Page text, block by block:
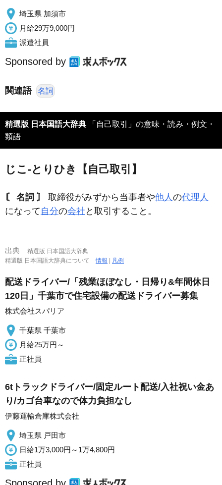
埼玉県 加須市
月給29万9,000円
派遣社員
Sponsored by
関連語 名詞
精選版 日本国語大辞典 「自己取引」の意味・読み・例文・
類語
じこ‐とりひき【自己取引】
〘 名詞 〙 取締役がみずから当事者や他人 の代理人
になって 自分の会社 と取引すること。
出典
精選版 日本国語大辞典
精選版 日本国語大辞典について情報 | 凡例
配送ドライバー/「残業ほぼなし・日帰り&年間休日
120日」千葉市で住宅設備の配送ドライバー募集
株式会社スパリア
千葉県 千葉市
月給25万円～
正社員
6tトラックドライバー/固定ルート配送/入社祝い金あ
り/カゴ台車なので体力負担なし
伊藤運輸倉庫株式会社
埼玉県 戸田市
日給1万3,000円～1万4,800円
正社員
Sponsored by